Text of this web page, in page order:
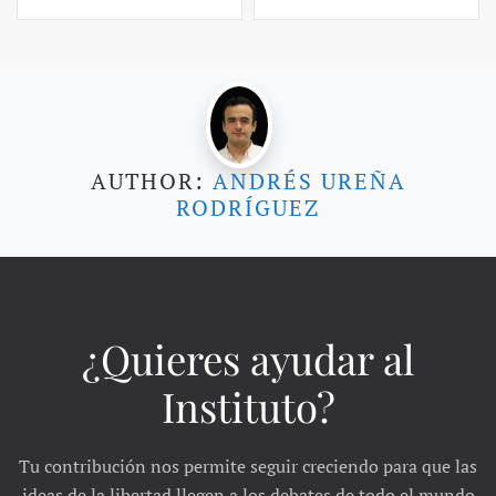
AUTHOR: ANDRÉS UREÑA
RODRÍGUEZ
¿Quieres ayudar al
Instituto?
Tu contribución nos permite seguir creciendo para que las